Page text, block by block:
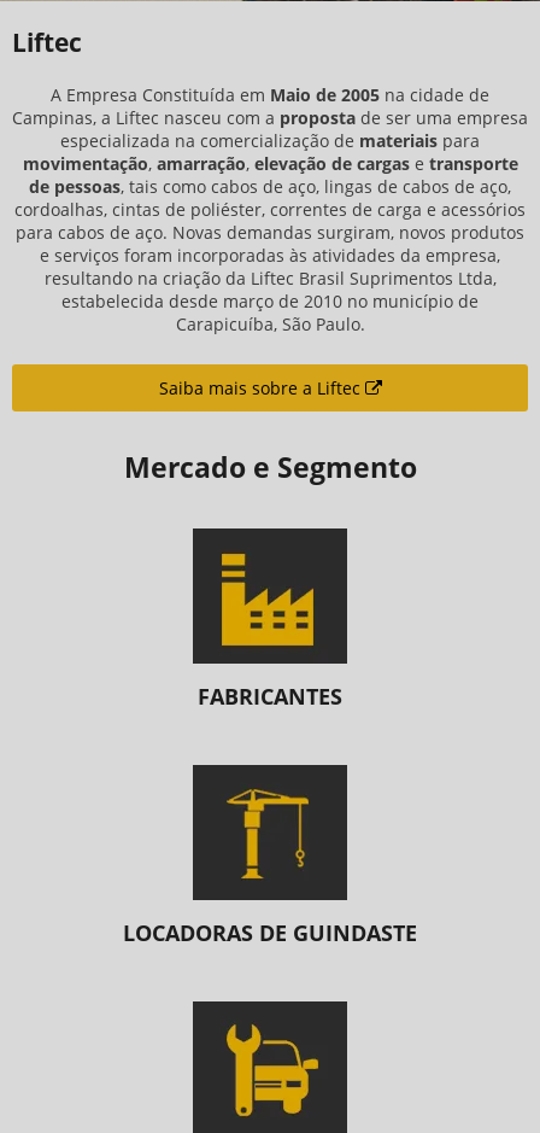
Liftec
A Empresa Constituída em Maio de 2005 na cidade de
Campinas, a Liftec nasceu com a proposta de ser uma empresa
especializada na comercialização de materiais para
movimentação, amarração, elevação de cargase transporte
de pessoas, tais como cabos de aço, lingas de cabos de aço,
cordoalhas, cintas de poliéster, correntes de carga e acessórios
para cabos de aço. Novas demandas surgiram, novos produtos
e serviços foram incorporadas às atividades da empresa,
resultando na criação da Liftec Brasil Suprimentos Ltda,
estabelecida desde março de 2010 no município de
Carapicuíba, São Paulo.
Saiba mais sobre a Liftec
Mercado e Segmento
FABRICANTES
LOCADORAS DE GUINDASTE